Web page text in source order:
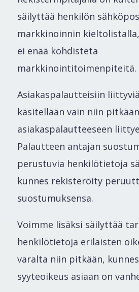
säilyttää henkilön
markkinoinnin
ei enää kohdisteta
markkinointitoimenpiteitä.
Asiakaspalautteisiin
käsitellään vain niin
asiakaspalautteeseen
Palautteen antajan
perustuvia henkilötietoja
kunnes rekisteröity
suostumuksensa.
Voimme lisäksi säilyttää
henkilötietoja erilaisten
varalta niin pitkään,
syyteoikeus asiaan on